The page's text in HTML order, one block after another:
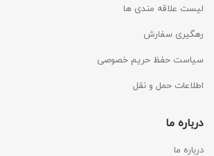
لیست علاقه مندی ها
رهگیری سفارش
سیاست حفظ حریم خصوصی
اطلاعات حمل و نقل
درباره ما
درباره ما